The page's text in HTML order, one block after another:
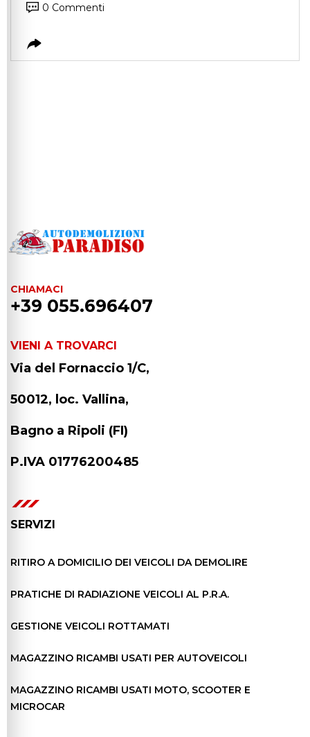
0 Commenti
CHIAMACI
+39 055.696407
VIENI A TROVARCI
Via del Fornaccio 1/C,
50012, loc. Vallina,
Bagno a Ripoli (FI)
P.IVA 01776200485
SERVIZI
RITIRO A DOMICILIO DEI VEICOLI DA DEMOLIRE
PRATICHE DI RADIAZIONE VEICOLI AL P.R.A.
GESTIONE VEICOLI ROTTAMATI
MAGAZZINO RICAMBI USATI PER AUTOVEICOLI
MAGAZZINO RICAMBI USATI MOTO, SCOOTER E
MICROCAR